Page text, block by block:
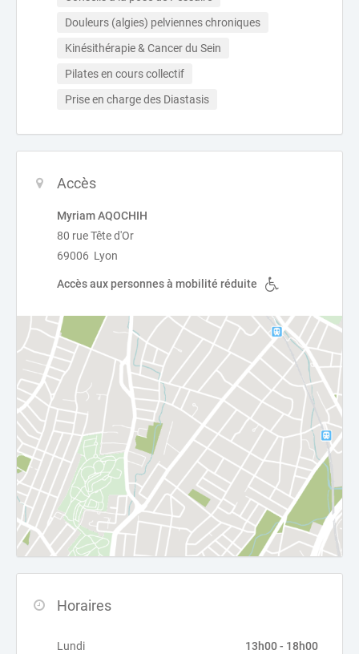
Douleurs (algies) pelviennes chroniques
Kinésithérapie & Cancer du Sein
Pilates en cours collectif
Prise en charge des Diastasis
Accès
Myriam AQOCHIH
80 rue Tête d'Or
69006 Lyon
Accès aux personnes à mobilité réduite
Horaires
Lundi 13h00 - 18h00